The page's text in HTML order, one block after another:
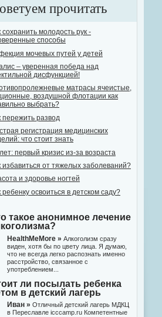
прочитать
сохранить молодость рук -
способы
мочевых путей у детей
– уверенная победа над
дисфункцией!
матрасы ячеистые,
воздушной флотации как
выбрать?
пережить развод
регистрация медицинских
что стоит знать
первый кризис из-за возраста
избавиться от тяжелых заболеваний?
и здоровье ногтей
ребенку освоиться в детском саду?
такое анонимное лечение
HealthMeMore » Алкоголизм сразу
виден, хотя бы по цвету лица. Я думаю,
что не всегда легко распознать именно
расстройство, связанное с
употреблением...
ли посылать ребенка
в детский лагерь
Иван » Отличный детский лагерь МДКЦ
в Переславле icccamp.ru Компетентные